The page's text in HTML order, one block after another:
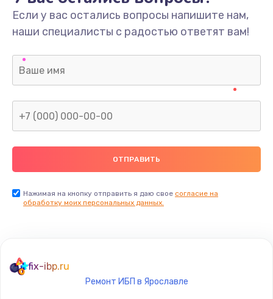
Если у вас остались вопросы напишите нам,
наши специалисты с радостью ответят вам!
Нажимая на кнопку отправить я даю свое согласие на
обработку моих персональных данных.
fix-ibp.ru
Ремонт ИБП в Ярославле